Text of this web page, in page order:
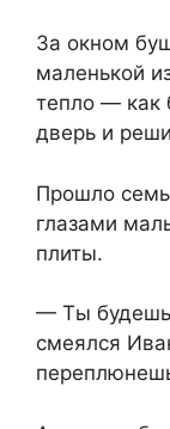
За окном
маленькой
тепло — как
дверь и
Прошло
глазами
плиты.
— Ты
смеялся